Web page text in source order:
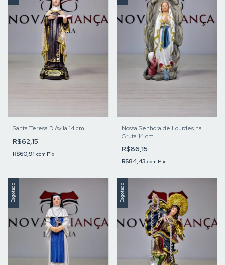
Santa Teresa D'Ávila 14 cm
R$62,15
R$60,91 com Pix
Nossa Senhora de Lourdes na
Gruta 14 cm
R$86,15
R$84,43 com Pix
Esgotado Esgotado